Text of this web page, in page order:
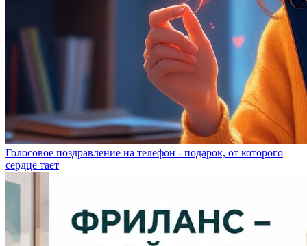
Голосовое поздравление на телефон - подарок, от которого
сердце тает